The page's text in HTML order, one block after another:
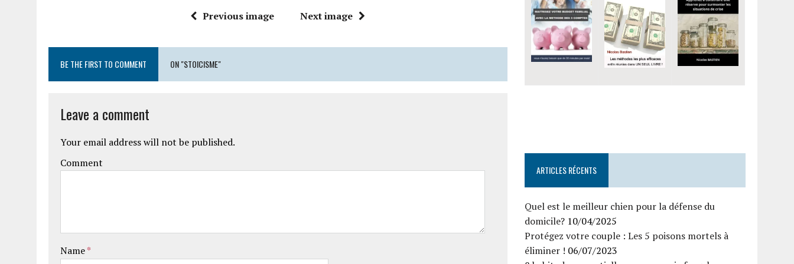
Previous image Next image
BE THE FIRST TO COMMENT ON "STOICISME"
Leave a comment
Your email address will not be published.
Comment
Name*
ARTICLES RÉCENTS
Quel est le meilleur chien pour la défense du
domicile? 10/04/2025
Protégez votre couple : Les 5 poisons mortels à
éliminer ! 06/07/2023